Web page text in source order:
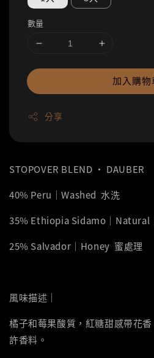
數量
加入購物
分享
STOPOVER BLEND ‧ DAUBER
40% Peru｜Washed 水洗
35% Ethiopia Sidamo｜Natural
25% Salvador｜Honey 蜜處理
風味描述｜
橘子和莓果酸質，紅糖甜感帶花
許香料。